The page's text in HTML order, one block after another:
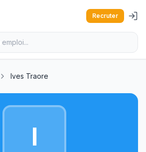
Recruter
Ives Traore
I